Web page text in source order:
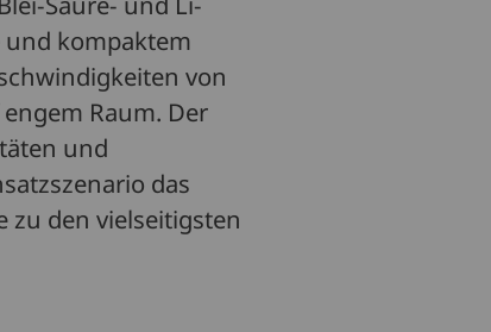
und kompaktem
von
Raum. Der
und
das
zu den vielseitigsten